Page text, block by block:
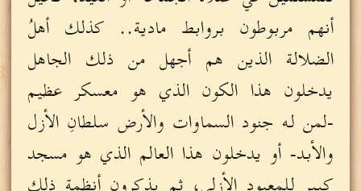
أنهم مربوطون بروابط مادية.. كذلك أهلُ
الضلالة الذين هم أجهل من ذلك الجاهل
يدخلون هذا الكون الذي هو معسكر عظيم
-لمن له جنود السماوات والأرض سلطانِ الأزل
والأبد- أو يدخلون هذا العالم الذي هو مسجد